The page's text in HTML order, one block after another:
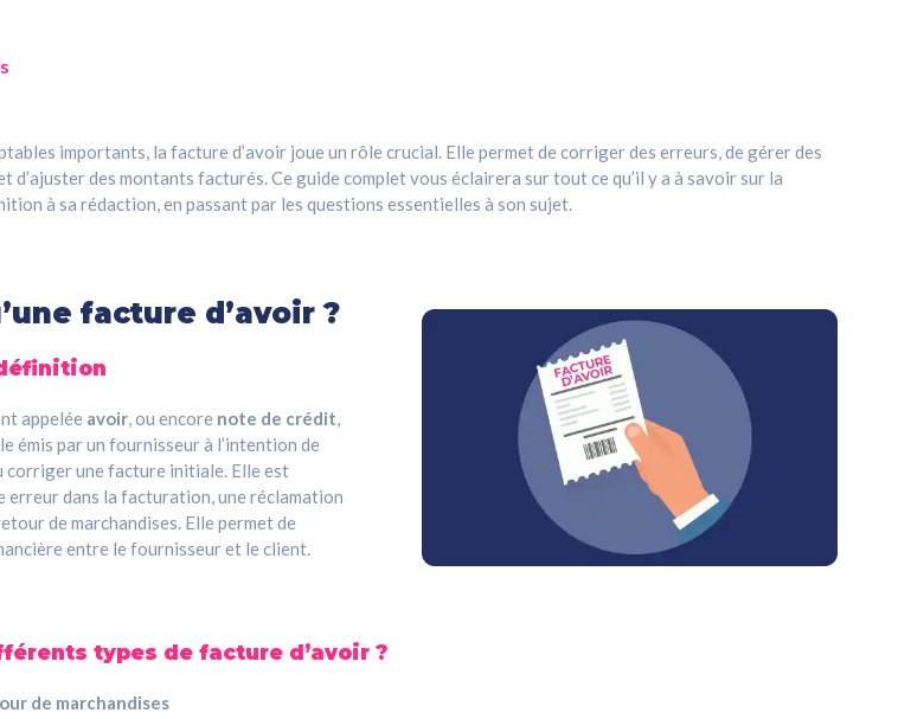
importants, la facture d’avoir joue un rôle crucial. Elle permet de corriger des erreurs, de gérer des
d’ajuster des montants facturés. Ce guide complet vous éclairera sur tout ce qu’il y a à savoir sur la
à sa rédaction, en passant par les questions essentielles à son sujet.
facture d’avoir ?
appelée avoir, ou encore note de crédit,
émis par un fournisseur à l’intention de
corriger une facture initiale. Elle est
erreur dans la facturation, une réclamation
de marchandises. Elle permet de
entre le fournisseur et le client.
types de facture d’avoir ?
de marchandises